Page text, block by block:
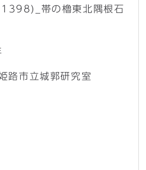
帯の櫓東北隅根石
路市立城郭研究室